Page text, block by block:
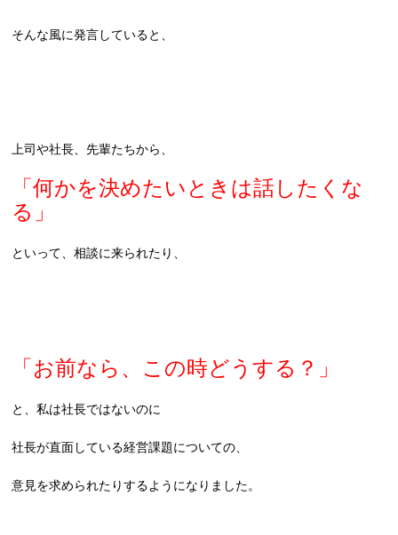
そんな風に発言していると、
上司や社長、先輩たちから、
「何かを決めたいときは話したくな
る」
といって、相談に来られたり、
「お前なら、この時どうする？」
と、私は社長ではないのに
社長が直面している経営課題についての、
意見を求められたりするようになりました。